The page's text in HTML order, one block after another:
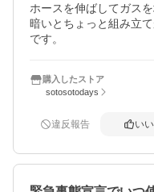
ホースを伸ばしてガス
暗いとちょっと組み立
です。
購入したストア
sotosotodays
違反報告 い